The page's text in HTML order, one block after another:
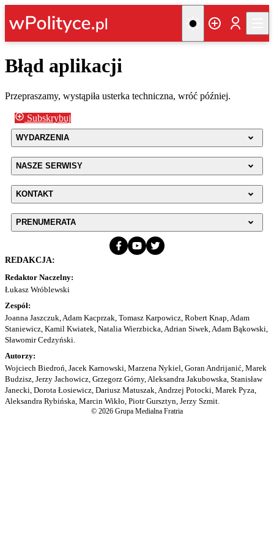
Błąd aplikacji
Przepraszamy, wystąpiła usterka techniczna, wróć później.
Subskrybuj
WYDARZENIA
NASZE SERWISY
KONTAKT
PRENUMERATA
REDAKCJA:
Redaktor Naczelny:
Łukasz Wróblewski
Zespół:
Joanna Jaszczuk, Adam Kacprzak, Tomasz Karpowicz, Robert Knap, Adam
Staniewicz, Kamil Kwiatek, Natalia Wierzbicka, Adrian Siwek, Adam Bąkowski,
Sławomir Cedzyński.
Autorzy:
Wojciech Biedroń, Jacek Karnowski, Marzena Nykiel, Goran Andrijanić, Marek
Budzisz, Jerzy Jachowicz, Grzegorz Górny, Aleksandra Jakubowska, Stanisław
Janecki, Dorota Łosiewicz, Dariusz Matuszak, Andrzej Potocki, Marek Pyza,
Aleksandra Rybińska, Marcin Wikło, Piotr Gursztyn, Jerzy Szmit.
© 2026 Grupa Medialna Fratria